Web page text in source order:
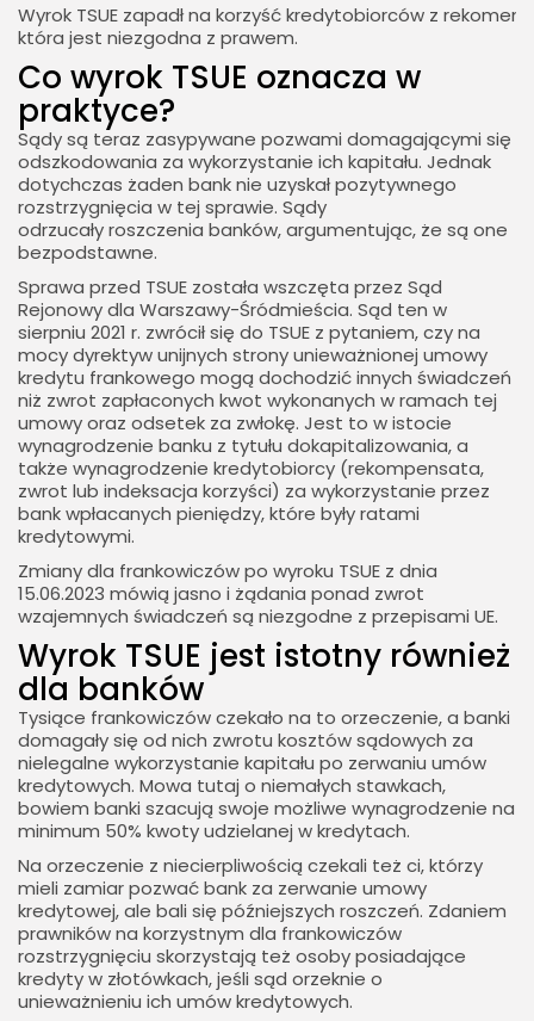
Wyrok TSUE zapadł na korzyść kredytobiorców z
która jest niezgodna z prawem.
Co wyrok TSUE oznacza w
praktyce?
Sądy są teraz zasypywane pozwami domagającymi się
odszkodowania za wykorzystanie ich kapitału. Jednak
dotychczas żaden bank nie uzyskał pozytywnego
rozstrzygnięcia w tej sprawie. Sądy
odrzucały roszczenia banków, argumentując, że są one
bezpodstawne.
Sprawa przed TSUE została wszczęta przez Sąd
Rejonowy dla Warszawy-Śródmieścia. Sąd ten w
sierpniu 2021 r. zwrócił się do TSUE z pytaniem, czy na
mocy dyrektyw unijnych strony unieważnionej umowy
kredytu frankowego mogą dochodzić innych świadczeń
niż zwrot zapłaconych kwot wykonanych w ramach tej
umowy oraz odsetek za zwłokę. Jest to w istocie
wynagrodzenie banku z tytułu dokapitalizowania, a
także wynagrodzenie kredytobiorcy (rekompensata,
zwrot lub indeksacja korzyści) za wykorzystanie przez
bank wpłacanych pieniędzy, które były ratami
kredytowymi.
Zmiany dla frankowiczów po wyroku TSUE z dnia
15.06.2023 mówią jasno i żądania ponad zwrot
wzajemnych świadczeń są niezgodne z przepisami UE.
Wyrok TSUE jest istotny również
dla banków
Tysiące frankowiczów czekało na to orzeczenie, a banki
domagały się od nich zwrotu kosztów sądowych za
nielegalne wykorzystanie kapitału po zerwaniu umów
kredytowych. Mowa tutaj o niemałych stawkach,
bowiem banki szacują swoje możliwe wynagrodzenie na
minimum 50% kwoty udzielanej w kredytach.
Na orzeczenie z niecierpliwością czekali też ci, którzy
mieli zamiar pozwać bank za zerwanie umowy
kredytowej, ale bali się późniejszych roszczeń. Zdaniem
prawników na korzystnym dla frankowiczów
rozstrzygnięciu skorzystają też osoby posiadające
kredyty w złotówkach, jeśli sąd orzeknie o
unieważnieniu ich umów kredytowych.